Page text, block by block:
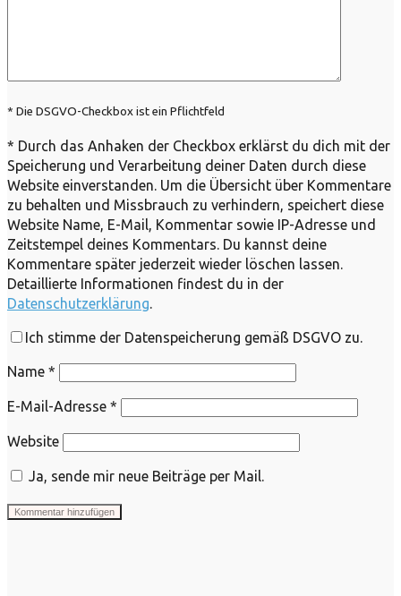
* Die DSGVO-Checkbox ist ein Pflichtfeld
* Durch das Anhaken der Checkbox erklärst du dich mit der
Speicherung und Verarbeitung deiner Daten durch diese
Website einverstanden. Um die Übersicht über Kommentare
zu behalten und Missbrauch zu verhindern, speichert diese
Website Name, E-Mail, Kommentar sowie IP-Adresse und
Zeitstempel deines Kommentars. Du kannst deine
Kommentare später jederzeit wieder löschen lassen.
Detaillierte Informationen findest du in der
Datenschutzerklärung.
Ich stimme der Datenspeicherung gemäß DSGVO zu.
Name *
E-Mail-Adresse *
Website
Ja, sende mir neue Beiträge per Mail.